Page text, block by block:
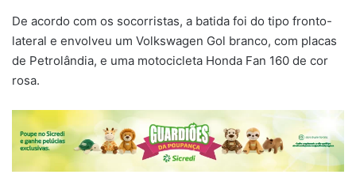
De acordo com os socorristas, a batida foi do tipo fronto-
lateral e envolveu um Volkswagen Gol branco, com placas
de Petrolândia, e uma motocicleta Honda Fan 160 de cor
rosa.